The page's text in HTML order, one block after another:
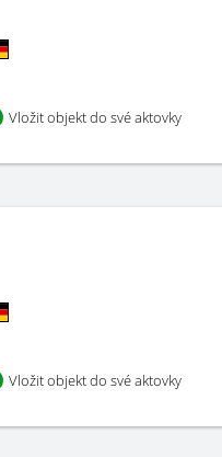
Vložit objekt do své aktovky
Vložit objekt do své aktovky